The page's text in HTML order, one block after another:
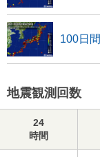
100日間
地震観測回数
24
時間